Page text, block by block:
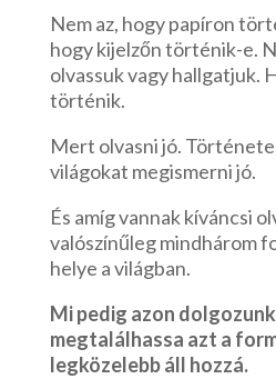
Nem az, hogy papíron
hogy kijelzőn történik-e.
olvassuk vagy hallgatjuk.
történik.
Mert olvasni jó.
világokat megismerni jó.
És amíg vannak kíváncsi
valószínűleg mindhárom
helye a világban.
Mi pedig azon
megtalálhassa azt a
legközelebb áll hozzá.